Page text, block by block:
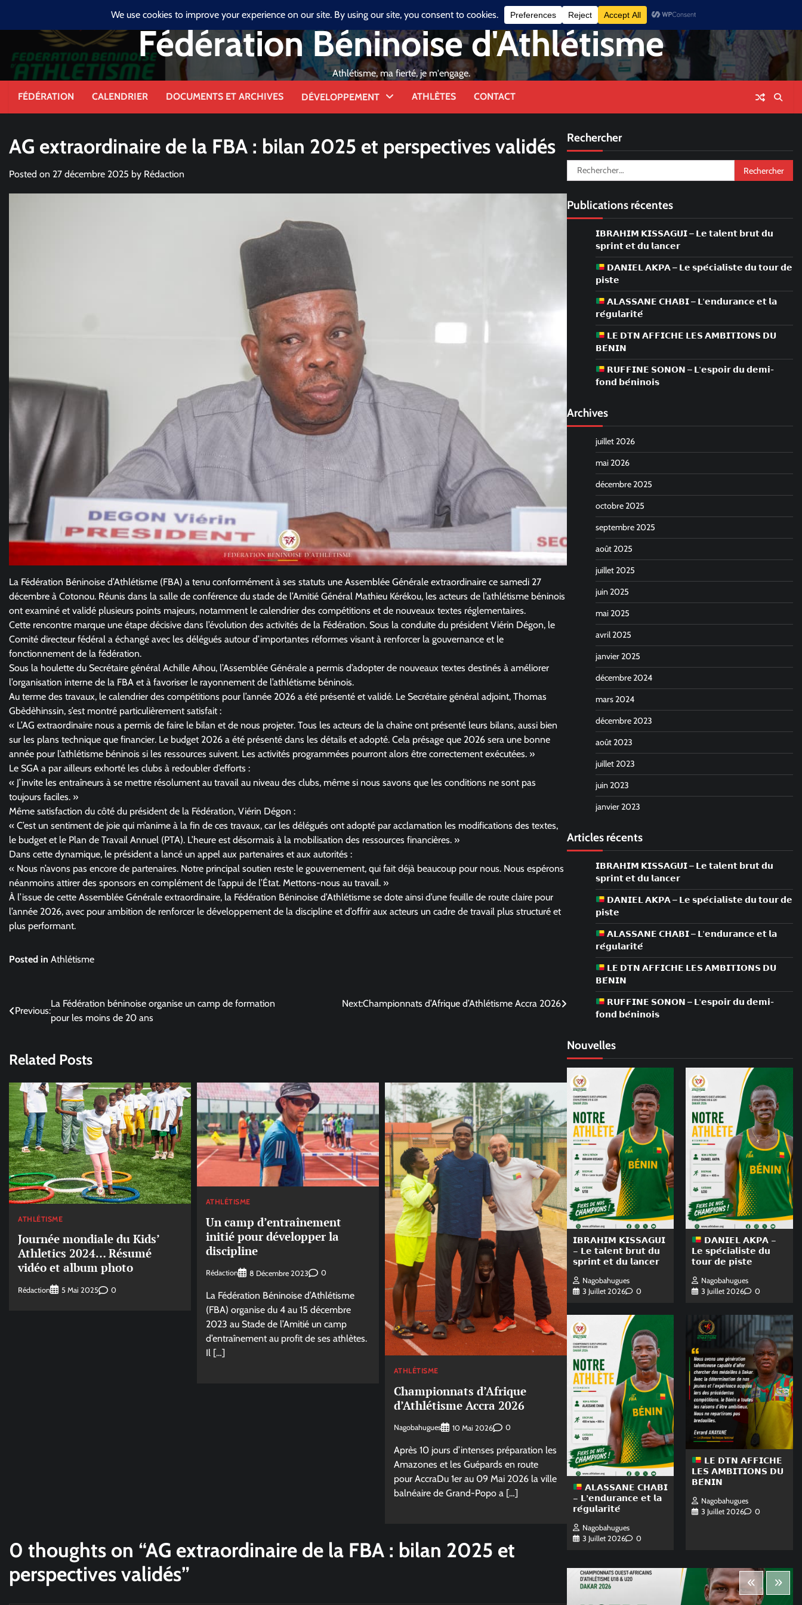
Fédération Béninoise d'Athlétisme
Athlétisme, ma fierté, je m'engage.
FÉDÉRATION CALENDRIER DOCUMENTS ET ARCHIVES DÉVELOPPEMENT ATHLÈTES CONTACT
AG extraordinaire de la FBA : bilan 2025 et perspectives validés
Posted on 27 décembre 2025 by Rédaction
La Fédération Béninoise d’Athlétisme (FBA) a tenu conformément à ses statuts une Assemblée Générale extraordinaire ce samedi 27
décembre à Cotonou. Réunis dans la salle de conférence du stade de l’Amitié Général Mathieu Kérékou, les acteurs de l’athlétisme béninois
ont examiné et validé plusieurs points majeurs, notamment le calendrier des compétitions et de nouveaux textes réglementaires.
Cette rencontre marque une étape décisive dans l’évolution des activités de la Fédération. Sous la conduite du président Viérin Dégon, le
Comité directeur fédéral a échangé avec les délégués autour d’importantes réformes visant à renforcer la gouvernance et le
fonctionnement de la fédération.
Sous la houlette du Secrétaire général Achille Aihou, l’Assemblée Générale a permis d’adopter de nouveaux textes destinés à améliorer
l’organisation interne de la FBA et à favoriser le rayonnement de l’athlétisme béninois.
Au terme des travaux, le calendrier des compétitions pour l’année 2026 a été présenté et validé. Le Secrétaire général adjoint, Thomas
Gbèdèhinssin, s’est montré particulièrement satisfait :
« L’AG extraordinaire nous a permis de faire le bilan et de nous projeter. Tous les acteurs de la chaîne ont présenté leurs bilans, aussi bien
sur les plans technique que financier. Le budget 2026 a été présenté dans les détails et adopté. Cela présage que 2026 sera une bonne
année pour l’athlétisme béninois si les ressources suivent. Les activités programmées pourront alors être correctement exécutées. »
Le SGA a par ailleurs exhorté les clubs à redoubler d’efforts :
« J’invite les entraîneurs à se mettre résolument au travail au niveau des clubs, même si nous savons que les conditions ne sont pas
toujours faciles. »
Même satisfaction du côté du président de la Fédération, Viérin Dégon :
« C’est un sentiment de joie qui m’anime à la fin de ces travaux, car les délégués ont adopté par acclamation les modifications des textes,
le budget et le Plan de Travail Annuel (PTA). L’heure est désormais à la mobilisation des ressources financières. »
Dans cette dynamique, le président a lancé un appel aux partenaires et aux autorités :
« Nous n’avons pas encore de partenaires. Notre principal soutien reste le gouvernement, qui fait déjà beaucoup pour nous. Nous espérons
néanmoins attirer des sponsors en complément de l’appui de l’État. Mettons-nous au travail. »
À l’issue de cette Assemblée Générale extraordinaire, la Fédération Béninoise d’Athlétisme se dote ainsi d’une feuille de route claire pour
l’année 2026, avec pour ambition de renforcer le développement de la discipline et d’offrir aux acteurs un cadre de travail plus structuré et
plus performant.
Posted in Athlétisme
Navigation
l’article
Previous:
La Fédération béninoise organise un camp de formation
pour les moins de 20 ans
Next:Championnats d’Afrique d’Athlétisme Accra 2026
Related Posts
ATHLÉTISME
Journée mondiale du Kids’
Athletics 2024… Résumé
vidéo et album photo
Rédaction 5 Mai 2025 0
ATHLÉTISME
Un camp d’entraînement
initié pour développer la
discipline
Rédaction 8 Décembre 2023 0
La Fédération Béninoise d’Athlétisme
(FBA) organise du 4 au 15 décembre
2023 au Stade de l’Amitié un camp
d’entraînement au profit de ses athlètes.
Il […]
ATHLÉTISME
Championnats d’Afrique
d’Athlétisme Accra 2026
Nagobahugues 10 Mai 2026 0
Après 10 jours d’intenses préparation les
Amazones et les Guépards en route
pour AccraDu 1er au 09 Mai 2026 la ville
balnéaire de Grand-Popo a […]
0 thoughts on “AG extraordinaire de la FBA : bilan 2025 et
perspectives validés”
Rechercher
Rechercher :
Publications récentes
𝗜𝗕𝗥𝗔𝗛𝗜𝗠 𝗞𝗜𝗦𝗦𝗔𝗚𝗨𝗜 – 𝗟𝗲 𝘁𝗮𝗹𝗲𝗻𝘁 𝗯𝗿𝘂𝘁 𝗱𝘂
𝘀𝗽𝗿𝗶𝗻𝘁 𝗲𝘁 𝗱𝘂 𝗹𝗮𝗻𝗰𝗲𝗿
𝗗𝗔𝗡𝗜𝗘𝗟 𝗔𝗞𝗣𝗔 – 𝗟𝗲 𝘀𝗽𝗲́𝗰𝗶𝗮𝗹𝗶𝘀𝘁𝗲 𝗱𝘂 𝘁𝗼𝘂𝗿 𝗱𝗲
𝗽𝗶𝘀𝘁𝗲
𝗔𝗟𝗔𝗦𝗦𝗔𝗡𝗘 𝗖𝗛𝗔𝗕𝗜 – 𝗟’𝗲𝗻𝗱𝘂𝗿𝗮𝗻𝗰𝗲 𝗲𝘁 𝗹𝗮
𝗿𝗲́𝗴𝘂𝗹𝗮𝗿𝗶𝘁𝗲́
𝗟𝗘 𝗗𝗧𝗡 𝗔𝗙𝗙𝗜𝗖𝗛𝗘 𝗟𝗘𝗦 𝗔𝗠𝗕𝗜𝗧𝗜𝗢𝗡𝗦 𝗗𝗨
𝗕𝗘́𝗡𝗜𝗡
𝗥𝗨𝗙𝗙𝗜𝗡𝗘 𝗦𝗢𝗡𝗢𝗡 – 𝗟’𝗲𝘀𝗽𝗼𝗶𝗿 𝗱𝘂 𝗱𝗲𝗺𝗶-
𝗳𝗼𝗻𝗱 𝗯𝗲́𝗻𝗶𝗻𝗼𝗶𝘀
Archives
juillet 2026
mai 2026
décembre 2025
octobre 2025
septembre 2025
août 2025
juillet 2025
juin 2025
mai 2025
avril 2025
janvier 2025
décembre 2024
mars 2024
décembre 2023
août 2023
juillet 2023
juin 2023
janvier 2023
Articles récents
𝗜𝗕𝗥𝗔𝗛𝗜𝗠 𝗞𝗜𝗦𝗦𝗔𝗚𝗨𝗜 – 𝗟𝗲 𝘁𝗮𝗹𝗲𝗻𝘁 𝗯𝗿𝘂𝘁 𝗱𝘂
𝘀𝗽𝗿𝗶𝗻𝘁 𝗲𝘁 𝗱𝘂 𝗹𝗮𝗻𝗰𝗲𝗿
𝗗𝗔𝗡𝗜𝗘𝗟 𝗔𝗞𝗣𝗔 – 𝗟𝗲 𝘀𝗽𝗲́𝗰𝗶𝗮𝗹𝗶𝘀𝘁𝗲 𝗱𝘂 𝘁𝗼𝘂𝗿 𝗱𝗲
𝗽𝗶𝘀𝘁𝗲
𝗔𝗟𝗔𝗦𝗦𝗔𝗡𝗘 𝗖𝗛𝗔𝗕𝗜 – 𝗟’𝗲𝗻𝗱𝘂𝗿𝗮𝗻𝗰𝗲 𝗲𝘁 𝗹𝗮
𝗿𝗲́𝗴𝘂𝗹𝗮𝗿𝗶𝘁𝗲́
𝗟𝗘 𝗗𝗧𝗡 𝗔𝗙𝗙𝗜𝗖𝗛𝗘 𝗟𝗘𝗦 𝗔𝗠𝗕𝗜𝗧𝗜𝗢𝗡𝗦 𝗗𝗨
𝗕𝗘́𝗡𝗜𝗡
𝗥𝗨𝗙𝗙𝗜𝗡𝗘 𝗦𝗢𝗡𝗢𝗡 – 𝗟’𝗲𝘀𝗽𝗼𝗶𝗿 𝗱𝘂 𝗱𝗲𝗺𝗶-
𝗳𝗼𝗻𝗱 𝗯𝗲́𝗻𝗶𝗻𝗼𝗶𝘀
Nouvelles
𝗜𝗕𝗥𝗔𝗛𝗜𝗠 𝗞𝗜𝗦𝗦𝗔𝗚𝗨𝗜
– 𝗟𝗲 𝘁𝗮𝗹𝗲𝗻𝘁 𝗯𝗿𝘂𝘁 𝗱𝘂
𝘀𝗽𝗿𝗶𝗻𝘁 𝗲𝘁 𝗱𝘂 𝗹𝗮𝗻𝗰𝗲𝗿
Nagobahugues
3 Juillet 2026
0
𝗗𝗔𝗡𝗜𝗘𝗟 𝗔𝗞𝗣𝗔 –
𝗟𝗲 𝘀𝗽𝗲́𝗰𝗶𝗮𝗹𝗶𝘀𝘁𝗲 𝗱𝘂
𝘁𝗼𝘂𝗿 𝗱𝗲 𝗽𝗶𝘀𝘁𝗲
Nagobahugues
3 Juillet 2026
0
𝗔𝗟𝗔𝗦𝗦𝗔𝗡𝗘 𝗖𝗛𝗔𝗕𝗜
– 𝗟’𝗲𝗻𝗱𝘂𝗿𝗮𝗻𝗰𝗲 𝗲𝘁 𝗹𝗮
𝗿𝗲́𝗴𝘂𝗹𝗮𝗿𝗶𝘁𝗲́
Nagobahugues
3 Juillet 2026
0
𝗟𝗘 𝗗𝗧𝗡 𝗔𝗙𝗙𝗜𝗖𝗛𝗘
𝗟𝗘𝗦 𝗔𝗠𝗕𝗜𝗧𝗜𝗢𝗡𝗦 𝗗𝗨
𝗕𝗘́𝗡𝗜𝗡
Nagobahugues
3 Juillet 2026
0